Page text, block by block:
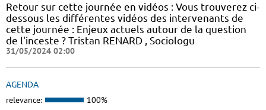
Retour sur cette journée en vidéos : Vous trouverez ci-
dessous les différentes vidéos des intervenants de
cette journée : Enjeux actuels autour de la question
de l'inceste ? Tristan RENARD , Sociologu
31/05/2024 02:00
AGENDA
relevance: 100%